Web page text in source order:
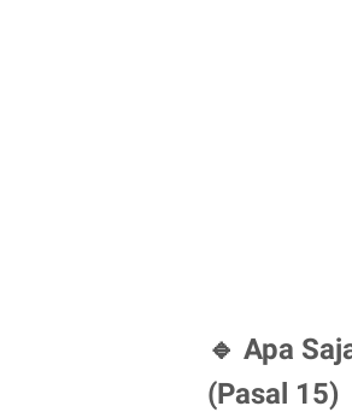
🔹 Apa
(Pasal 15)